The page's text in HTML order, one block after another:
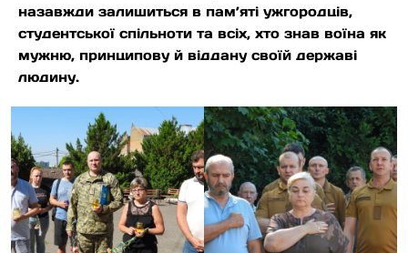
назавжди залишиться в пам’яті ужгородців,
студентської спільноти та всіх, хто знав воїна як
мужню, принципову й віддану своїй державі
людину.